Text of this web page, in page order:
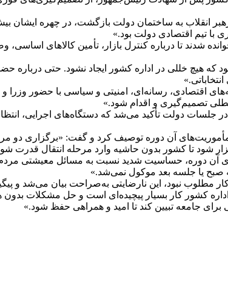
انقلاب به ساختمان دولت بازگشت، در چهره
با تیم اقتصادی دولت بود.»
شدند تا درباره کنترل بازار، تأمین کالاهای
مخبر این بود که هیچ خللی در اداره کشور ایجاد نشود. حتی
اقتصادی، رسانه‌ای، امنیتی و سیاسی با حضور
تصمیم‌گیری و اقدام شود.»
دولت تأکید می‌شد که دستگاه‌های اجرایی،
شود تا کشور بدون حاشیه وارد مرحله انتقال قدرت
آن دوره، حساسیت شدید نسبت به مسائل معیشتی
یا جلسه بعد موکول نمی‌شد.»
مطلوب نبود، این نارضایتی به‌صراحت بیان می‌شد و
کشور کار بسیار پیچیده‌ای است و حل مشکلات
جامعه تبیین کند تا امید و همراهی حفظ شود.»